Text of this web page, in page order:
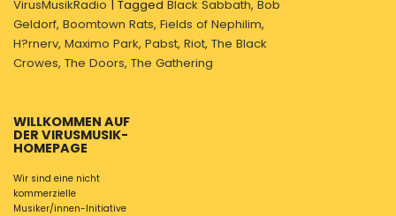
VirusMusikRadio Tagged Black Sabbath, Bob
Geldorf, Boomtown Rats, Fields of Nephilim,
H?rnerv, Maximo Park, Pabst, Riot, The Black
Crowes, The Doors, The Gathering
WILLKOMMEN AUF
DER VIRUSMUSIK-
HOMEPAGE
Wir sind eine nicht
kommerzielle
Musiker/innen-Initiative